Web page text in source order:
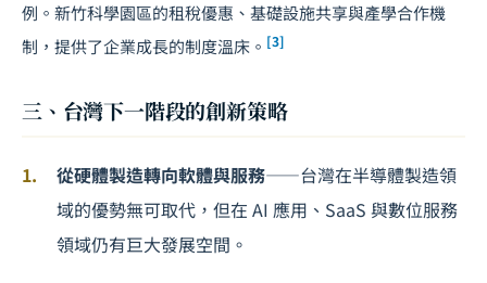
例。新竹科學園區的租稅優惠、基礎設施共享與產學合作機
制，提供了企業成長的制度溫床。 [3]
三、台灣下一階段的創新策略
從硬體製造轉向軟體與服務——台灣在半導體製造領
域的優勢無可取代，但在 AI 應用、SaaS 與數位服務
領域仍有巨大發展空間。